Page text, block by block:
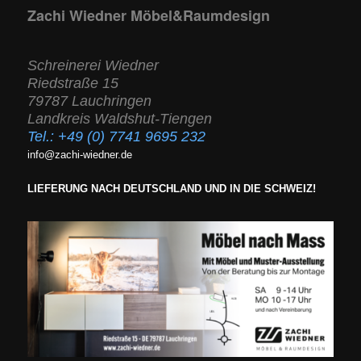
Zachi Wiedner Möbel&Raumdesign
Schreinerei Wiedner
Riedstraße 15
79787 Lauchringen
Landkreis Waldshut-Tiengen
Tel.: +49 (0) 7741 9695 232
info@zachi-wiedner.de
LIEFERUNG NACH DEUTSCHLAND UND IN DIE SCHWEIZ!